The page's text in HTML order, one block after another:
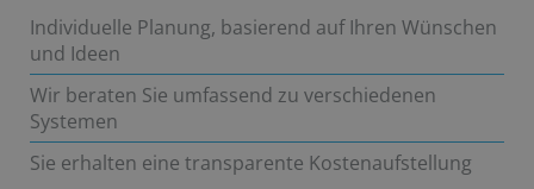
Individuelle Planung, basierend auf Ihren Wünschen
und Ideen
Wir beraten Sie umfassend zu verschiedenen
Systemen
Sie erhalten eine transparente Kostenaufstellung